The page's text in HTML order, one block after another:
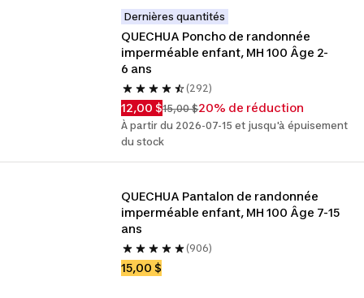
Dernières quantités
QUECHUA Poncho de randonnée
imperméable enfant, MH 100 Âge 2-
6 ans
(292)
12,00 $15,00 $20% de réduction
À partir du 2026-07-15 et jusqu'à épuisement
du stock
QUECHUA Pantalon de randonnée
imperméable enfant, MH 100 Âge 7-15
ans
(906)
15,00 $